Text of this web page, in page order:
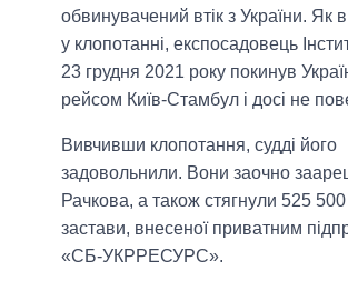
обвинувачений втік з України. Як
у клопотанні, експосадовець
23 грудня 2021 року покинув
рейсом Київ-Стамбул і досі не
Вивчивши клопотання, судді його
задовольнили. Вони заочно
Рачкова, а також стягнули 525 500
застави, внесеної приватним
«СБ-УКРРЕСУРС».